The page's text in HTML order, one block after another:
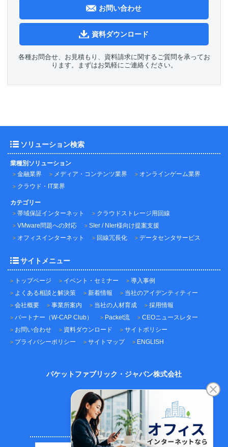
お問い合わせ
資料ダウンロード
各種お問合せ、お見積もり、資料請求に関するご質問を承ってお
ります。まずはお気軽にご連絡ください。
ソリューション検索
業種別ソリューション
金融業界
メディア・コンテンツ業界
オンラインゲーム業界
クラウド・IT業界
カテゴリー
帯域保証インターネット
クラウドストレージ用回線
VMware問題への対応
SIer / NIer様向け提案支援
オフィスインターネット
回線冗長化 データセンタサービス
サイトメニュー
トップページ イベント・セミナー
導入事例
よくある相談と解決策
新着情報
当社のアイデンティティー
会社概要
事業所案内 当社の人材育成
採用情報
パートナー（W-CAP Club）
Packet流
CEOニュースレター
お問い合わせ
資料ダウンロード
サイトポリシー
プライバシーポリシー
サイトマップ ENGLISH
パケットファブリック・ジャパン株式会社
〒101-0045
東京都千代田区神田鍛冶町3-3-12
神田鍛冶町千歳ビル7F
TEL：03-5209-2222（代表）
FAX：03-5209-2221